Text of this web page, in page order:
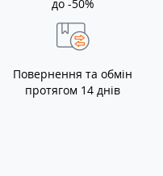
до -50%
Повернення та обмін
протягом 14 днів